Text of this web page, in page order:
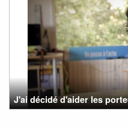
J'ai décidé d'aider les